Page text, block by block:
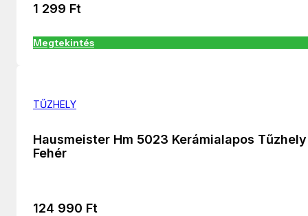
1 299 Ft
Megtekintés
TŰZHELY
Hausmeister Hm 5023 Kerámialapos Tűzhely
Fehér
124 990 Ft